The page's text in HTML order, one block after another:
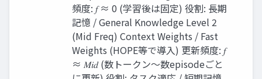
頻度: 𝑓 ≈ 0 (学習後は固定) 役割: 長期
記憶 / General Knowledge Level 2
(Mid Freq) Context Weights / Fast
Weights (HOPE等で導入) 更新頻度: 𝑓
≈ 𝑀𝑖𝑑 (数トークン〜数episodeごと